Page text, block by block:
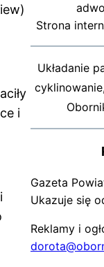
i
Strona
Układanie
Gazeta
Ukazuje się
Reklamy i